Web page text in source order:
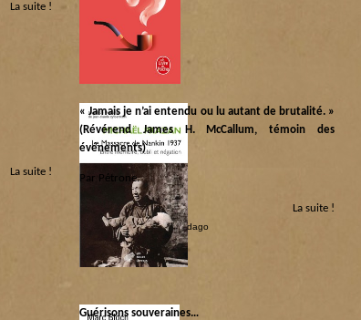
La suite ! Scénarios
La suite !
« Jamais je n’ai entendu ou lu autant de brutalité. »
(Révérend James H. McCallum, témoin des
événements)
Par Pétrone.
Catégorie :
Héros et Zéros|Libri|Pédago
La suite !
Guérisons souveraines…